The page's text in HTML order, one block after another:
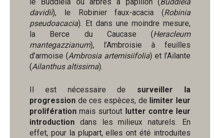
davidii), le Robinier faux-acacia (Robinia
pseudoacacia). Et dans une moindre mesure,
la Berce du Caucase (Heracleum
mantegazzianum), l’Ambroisie à feuilles
d’armoise (Ambrosia artemisiifolia) et l’Ailante
(Ailanthus altissima).
Il est nécessaire de surveiller la
progression de ces espèces, de limiter leur
prolifération mais surtout lutter contre leur
introduction dans les milieux naturels. En
effet, pour la plupart, elles ont été introduites